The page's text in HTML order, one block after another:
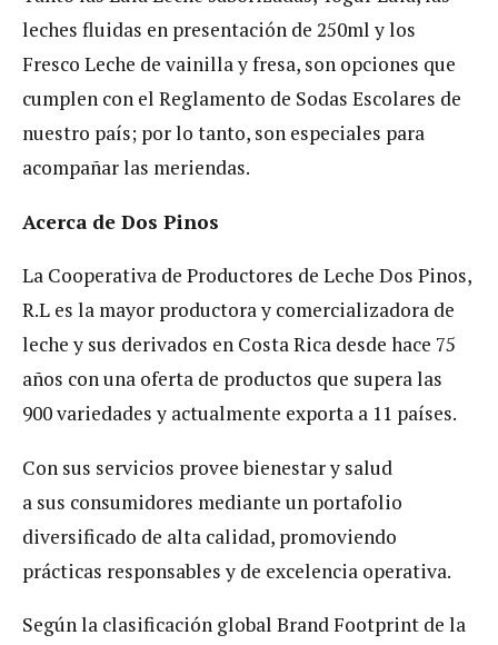
leches fluidas en presentación de 250ml y los
Fresco Leche de vainilla y fresa, son opciones que
cumplen con el Reglamento de Sodas Escolares de
nuestro país; por lo tanto, son especiales para
acompañar las meriendas.
Acerca de Dos Pinos
La Cooperativa de Productores de Leche Dos Pinos,
R.L es la mayor productora y comercializadora de
leche y sus derivados en Costa Rica desde hace 75
años con una oferta de productos que supera las
900 variedades y actualmente exporta a 11 países.
Con sus servicios provee bienestar y salud
a sus consumidores mediante un portafolio
diversificado de alta calidad, promoviendo
prácticas responsables y de excelencia operativa.
Según la clasificación global Brand Footprint de la